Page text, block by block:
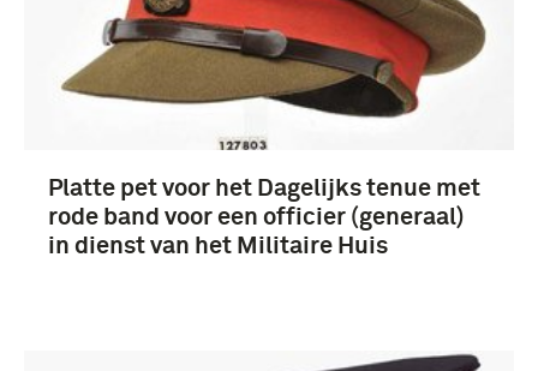
Platte pet voor het Dagelijks tenue met
rode band voor een officier (generaal)
in dienst van het Militaire Huis